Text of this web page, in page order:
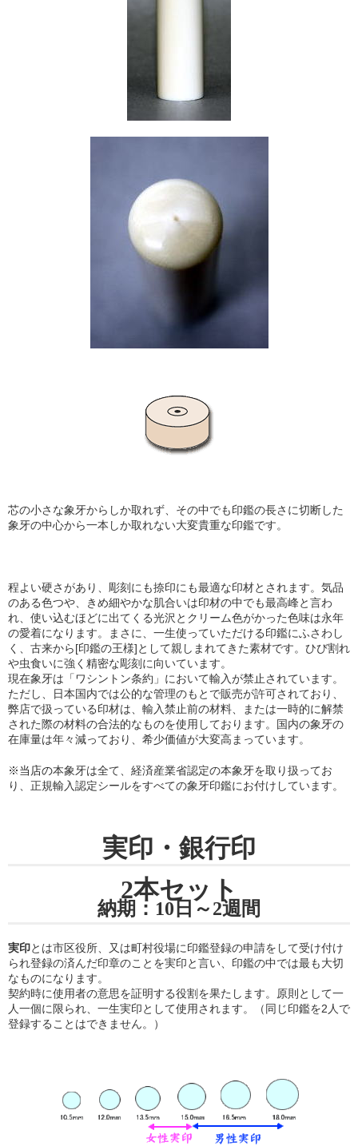
芯の小さな象牙からしか取れず、その中でも印鑑の長さに切断した
象牙の中心から一本しか取れない大変貴重な印鑑です。
程よい硬さがあり、彫刻にも捺印にも最適な印材とされます。気品
のある色つや、きめ細やかな肌合いは印材の中でも最高峰と言わ
れ、使い込むほどに出てくる光沢とクリーム色がかった色味は永年
の愛着になります。まさに、一生使っていただける印鑑にふさわし
く、古来から[印鑑の王様]として親しまれてきた素材です。ひび割れ
や虫食いに強く精密な彫刻に向いています。
現在象牙は「ワシントン条約」において輸入が禁止されています。
ただし、日本国内では公的な管理のもとで販売が許可されており、
弊店で扱っている印材は、輸入禁止前の材料、または一時的に解禁
された際の材料の合法的なものを使用しております。国内の象牙の
在庫量は年々減っており、希少価値が大変高まっています。
※当店の本象牙は全て、経済産業省認定の本象牙を取り扱ってお
り
、正規輸入認定シールをすべての象牙印鑑にお付けしています。
実印・銀行印
2本セット
納期：10日～2週間
実印とは市区役所、又は町村役場に印鑑登録の申請をして受け付け
られ登録の済んだ印章のことを実印と言い、印鑑の中では最も大切
なものになります。
契約時に使用者の意思を証明する役割を果たします。原則として一
人一個に限られ、一生実印として使用されます。（同じ印鑑を2人で
登録することはできません。）